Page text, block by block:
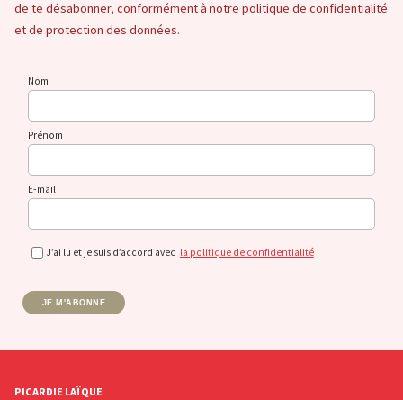
de te désabonner, conformément à notre politique de confidentialité
et de protection des données.
Nom
Prénom
E-mail
J’ai lu et je suis d’accord avec la politique de confidentialité
JE M'ABONNE
PICARDIE LAÏQUE